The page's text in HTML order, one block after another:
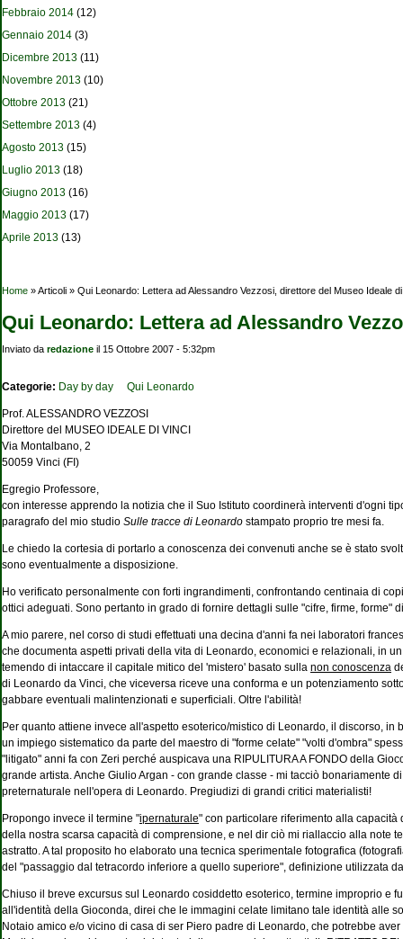
Febbraio 2014 (12)
Gennaio 2014 (3)
Dicembre 2013 (11)
Novembre 2013 (10)
Ottobre 2013 (21)
Settembre 2013 (4)
Agosto 2013 (15)
Luglio 2013 (18)
Giugno 2013 (16)
Maggio 2013 (17)
Aprile 2013 (13)
Tu sei qui
Home » Articoli » Qui Leonardo: Lettera ad Alessandro Vezzosi, direttore del Museo Ideale
Qui Leonardo: Lettera ad Alessandro
Inviato da redazione il 15 Ottobre 2007 - 5:32pm
Categorie: Day by day Qui Leonardo
Prof. ALESSANDRO VEZZOSI
Direttore del MUSEO IDEALE DI VINCI
Via Montalbano, 2
50059 Vinci (FI)
Egregio Professore,
con interesse apprendo la notizia che il Suo Istituto coordinerà interventi d'ogni
paragrafo del mio studio Sulle tracce di Leonardo stampato proprio tre mesi fa.
Le chiedo la cortesia di portarlo a conoscenza dei convenuti anche se è stato
sono eventualmente a disposizione.
Ho verificato personalmente con forti ingrandimenti, confrontando centinaia di
ottici adeguati. Sono pertanto in grado di fornire dettagli sulle "cifre, firme, forme"
A mio parere, nel corso di studi effettuati una decina d'anni fa nei laboratori
che documenta aspetti privati della vita di Leonardo, economici e relazionali, in
temendo di intaccare il capitale mitico del 'mistero' basato sulla non conoscenza
di Leonardo da Vinci, che viceversa riceve una conforma e un potenziamento
gabbare eventuali malintenzionati e superficiali. Oltre l'abilità!
Per quanto attiene invece all'aspetto esoterico/mistico di Leonardo, il discorso,
un impiego sistematico da parte del maestro di "forme celate" "volti d'ombra"
"litigato" anni fa con Zeri perché auspicava una RIPULITURA A FONDO della
grande artista. Anche Giulio Argan - con grande classe - mi tacciò
preternaturale nell'opera di Leonardo. Pregiudizi di grandi critici materialisti!
Propongo invece il termine "ipernaturale" con particolare riferimento alla
della nostra scarsa capacità di comprensione, e nel dir ciò mi riallaccio alla note
astratto. A tal proposito ho elaborato una tecnica sperimentale fotografica
del "passaggio dal tetracordo inferiore a quello superiore", definizione utilizzata
Chiuso il breve excursus sul Leonardo cosiddetto esoterico, termine improprio e
all'identità della Gioconda, direi che le immagini celate limitano tale identità alle
Notaio amico e/o vicino di casa di ser Piero padre di Leonardo, che potrebbe